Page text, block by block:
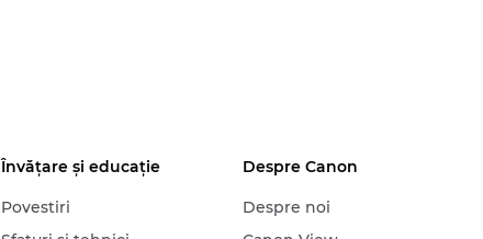
Învăţare şi educaţie
Povestiri
Despre Canon
Despre noi